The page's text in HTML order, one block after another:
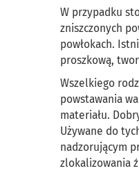
W przypadku
zniszczonych
powłokach.
proszkową,
Wszelkiego
powstawania
materiału.
Używane do
nadzorującym
zlokalizowania